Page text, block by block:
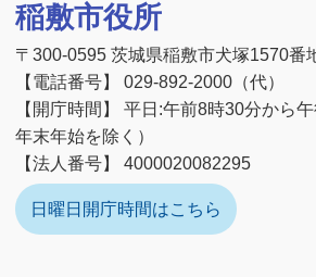
稲敷市役所
〒300-0595 茨城県稲敷市犬塚1570番
【電話番号】 029-892-2000（代）
【開庁時間】 平日:午前8時30分から
年末年始を除く）
【法人番号】 4000020082295
日曜日開庁時間はこちら